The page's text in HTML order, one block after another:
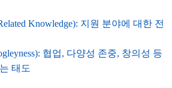
Knowledge): 지원 분야에 대한 전
협업, 다양성 존중, 창의성 등
태도